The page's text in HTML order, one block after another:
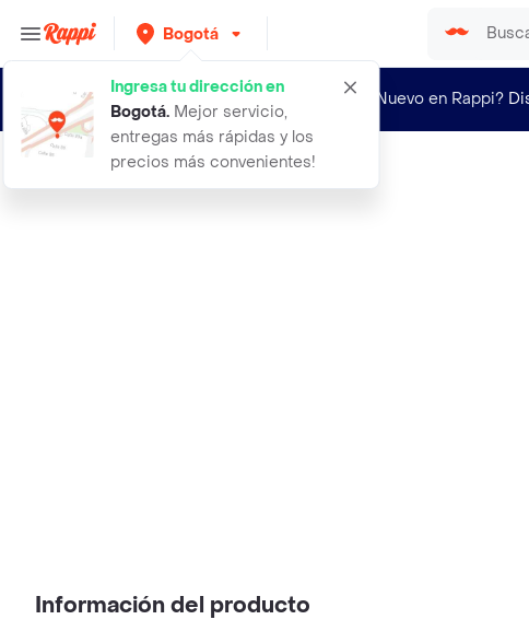
Bogotá
Ingresa tu dirección en
Bogotá. Mejor servicio,
entregas más rápidas y los
precios más convenientes!
¿Nuevo en Rappi?
aceite de coco 420ml
Información del producto